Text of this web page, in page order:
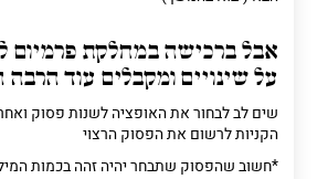
אבל ברכישה במחלקת פרמיום
על שינויים ומקבלים עוד הרבה
שים לב לבחור את האופציה לשנות פסוק
הקניות לרשום את הפסוק הרצוי
*חשוב שהפסוק שתבחר יהיה זהה בכמות